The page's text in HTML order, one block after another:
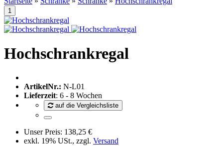
Hochschrankregal
ArtikelNr.: N-L01
Lieferzeit: 6 - 8 Wochen
auf die Vergleichsliste
Unser Preis: 138,25 €
exkl. 19% USt., zzgl. Versand